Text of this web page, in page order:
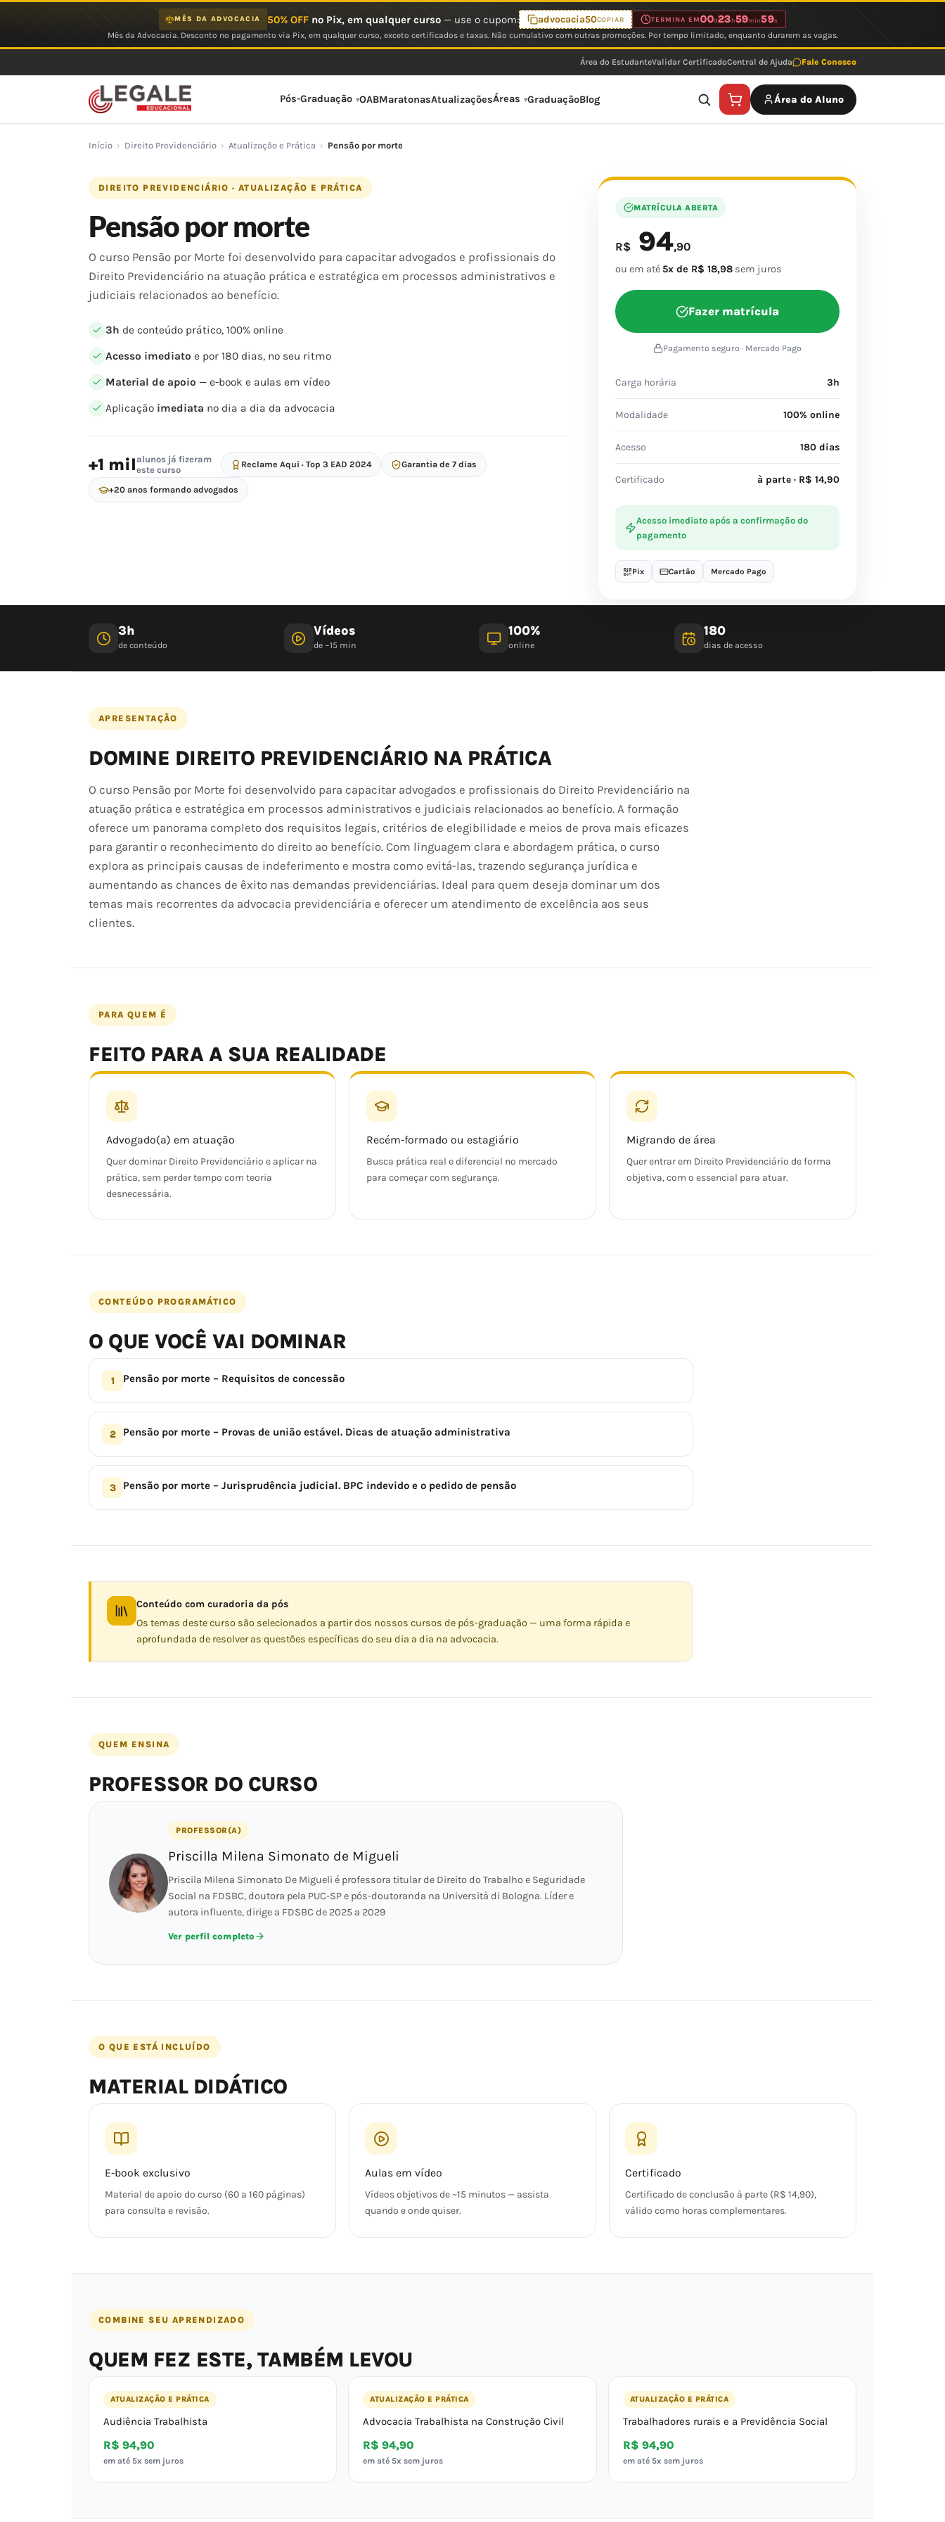
MÊS DA ADVOCACIA 50% OFFno Pix, em qualquer curso— use o cupom: advocacia50COPIAR TERMINA EM00d23 h59min59s
Mês da Advocacia. Desconto no pagamento via Pix, em qualquer curso, exceto certificados e taxas. Não cumulativo com outras promoções. Por tempo limitado, enquanto durarem as vagas.
Área do EstudanteValidar CertificadoCentral de Ajuda Fale Conosco
Pós-Graduação OABMaratonasAtualizaçõesÁreas GraduaçãoBlog Área do Aluno
Início › Direito Previdenciário › Atualização e Prática › Pensão por morte
DIREITO PREVIDENCIÁRIO · ATUALIZAÇÃO E PRÁTICA
Pensão por morte
O curso Pensão por Morte foi desenvolvido para capacitar advogados e profissionais do
Direito Previdenciário na atuação prática e estratégica em processos administrativos e
judiciais relacionados ao benefício.
3h de conteúdo prático, 100% online
Acesso imediato e por 180 dias, no seu ritmo
Material de apoio — e-book e aulas em vídeo
Aplicação imediata no dia a dia da advocacia
+1 milalunos já fizeram
este curso
Reclame Aqui · Top 3 EAD 2024 Garantia de 7 dias
+20 anos formando advogados
MATRÍCULA ABERTA
R$ 94,90
ou em até 5x de R$ 18,98 sem juros
Fazer matrícula
Pagamento seguro · Mercado Pago
Carga horária 3h
Modalidade 100% online
Acesso 180 dias
Certificado à parte · R$ 14,90
Acesso imediato após a confirmação do
pagamento
Pix Cartão Mercado Pago
3h
de conteúdo
Vídeos
de ~15 min
100%
online
180
dias de acesso
APRESENTAÇÃO
DOMINE DIREITO PREVIDENCIÁRIO NA PRÁTICA
O curso Pensão por Morte foi desenvolvido para capacitar advogados e profissionais do Direito Previdenciário na
atuação prática e estratégica em processos administrativos e judiciais relacionados ao benefício. A formação
oferece um panorama completo dos requisitos legais, critérios de elegibilidade e meios de prova mais eficazes
para garantir o reconhecimento do direito ao benefício. Com linguagem clara e abordagem prática, o curso
explora as principais causas de indeferimento e mostra como evitá-las, trazendo segurança jurídica e
aumentando as chances de êxito nas demandas previdenciárias. Ideal para quem deseja dominar um dos
temas mais recorrentes da advocacia previdenciária e oferecer um atendimento de excelência aos seus
clientes.
PARA QUEM É
FEITO PARA A SUA REALIDADE
Advogado(a) em atuação
Quer dominar Direito Previdenciário e aplicar na
prática, sem perder tempo com teoria
desnecessária.
Recém-formado ou estagiário
Busca prática real e diferencial no mercado
para começar com segurança.
Migrando de área
Quer entrar em Direito Previdenciário de forma
objetiva, com o essencial para atuar.
CONTEÚDO PROGRAMÁTICO
O QUE VOCÊ VAI DOMINAR
1 Pensão por morte – Requisitos de concessão
2 Pensão por morte – Provas de união estável. Dicas de atuação administrativa
3 Pensão por morte – Jurisprudência judicial. BPC indevido e o pedido de pensão
Conteúdo com curadoria da pós
Os temas deste curso são selecionados a partir dos nossos cursos de pós-graduação — uma forma rápida e
aprofundada de resolver as questões específicas do seu dia a dia na advocacia.
QUEM ENSINA
PROFESSOR DO CURSO
PROFESSOR(A)
Priscilla Milena Simonato de Migueli
Priscila Milena Simonato De Migueli é professora titular de Direito do Trabalho e Seguridade
Social na FDSBC, doutora pela PUC-SP e pós-doutoranda na Università di Bologna. Líder e
autora influente, dirige a FDSBC de 2025 a 2029
Ver perfil completo
O QUE ESTÁ INCLUÍDO
MATERIAL DIDÁTICO
E-book exclusivo
Material de apoio do curso (60 a 160 páginas)
para consulta e revisão.
Aulas em vídeo
Vídeos objetivos de ~15 minutos — assista
quando e onde quiser.
Certificado
Certificado de conclusão à parte (R$ 14,90),
válido como horas complementares.
COMBINE SEU APRENDIZADO
QUEM FEZ ESTE, TAMBÉM LEVOU
ATUALIZAÇÃO E PRÁTICA
Audiência Trabalhista
R$ 94,90
em até 5x sem juros
ATUALIZAÇÃO E PRÁTICA
Advocacia Trabalhista na Construção Civil
R$ 94,90
em até 5x sem juros
ATUALIZAÇÃO E PRÁTICA
Trabalhadores rurais e a Previdência Social
R$ 94,90
em até 5x sem juros